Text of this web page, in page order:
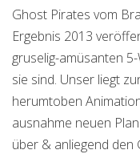
Ghost Pirates vom
Ergebnis 2013
gruselig-amüsanten
sie sind. Unser liegt
herumtoben
ausnahme neuen
über & anliegend den